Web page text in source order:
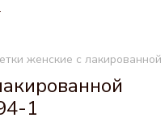
женские с
1